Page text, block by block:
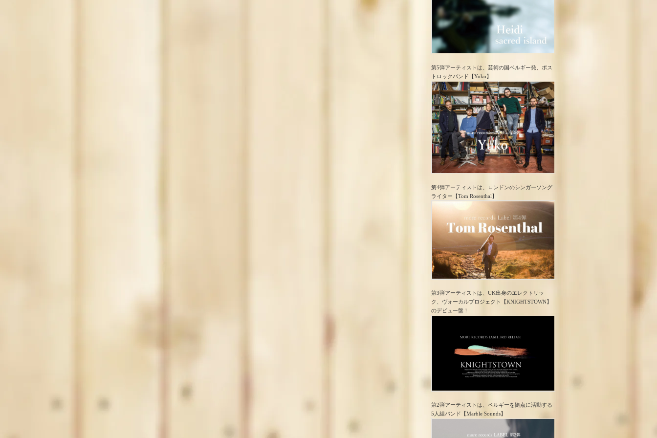
第5弾アーティストは、芸術の国ベルギー発、ポス
トロック​バンド【Yuko】
第4弾アーティストは、ロンドンのシンガーソング
ライター【Tom Rosenthal】
第3弾アーティストは、UK出身のエレクトリッ
ク、ヴォーカルプロジェクト【KNIGHTSTOWN】
のデビュー盤！
第2弾アーティストは、ベルギーを拠点に活動する
5人組バンド【Marble Sounds】